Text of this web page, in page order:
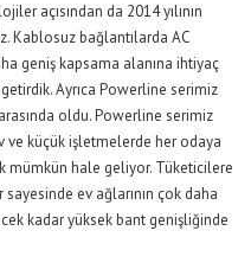
açısından da 2014 yılının
Kablosuz bağlantılarda AC
geniş kapsama alanına ihtiyaç
Ayrıca Powerline serimiz
oldu. Powerline serimiz
ve küçük işletmelerde her odaya
mümkün hale geliyor. Tüketicilere
ev ağlarının çok daha
kadar yüksek bant genişliğinde